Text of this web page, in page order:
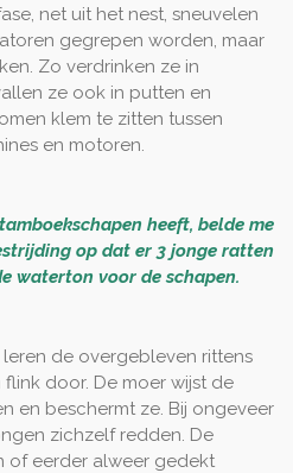
net uit het nest, sneuvelen
gegrepen worden, maar
Zo verdrinken ze in
ze ook in putten en
klem te zitten tussen
en motoren.
heeft, belde me
op dat er 3 jonge ratten
waterton voor de schapen.
de overgebleven rittens
door. De moer wijst de
en beschermt ze. Bij ongeveer
zichzelf redden. De
of eerder alweer gedekt